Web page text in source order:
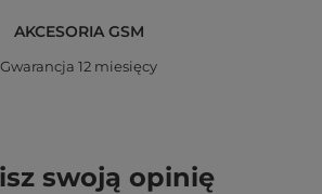
AKCESORIA GSM
Gwarancja 12 miesięcy
swoją opinię